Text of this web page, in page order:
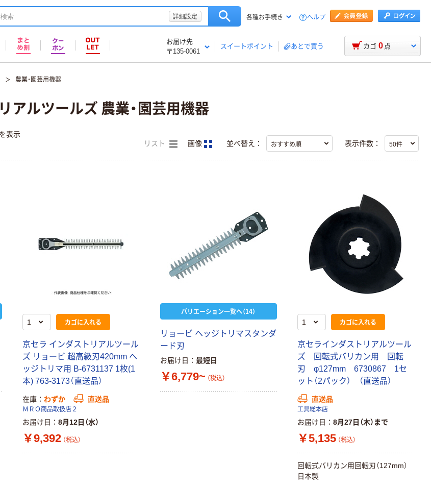
詳細設定 各種お手続き ヘルプ
お届け先
〒135-0061
スイートポイント あとで買う カゴ 0 点
農業・園芸用機器
アルツールズ 農業・園芸用機器
表示
リスト 画像 並べ替え： 表示件数：
カゴに入れる
京セラ インダストリアルツール
ズ リョービ 超高級刃420mm ヘ
ッジトリマ用 B-6731137 1枚(1
本) 763-3173（直送品）
在庫 わずか 直送品
ＭＲＯ商品取扱店２
お届け日 8月12日（水）
￥9,392 （税込）
バリエーション一覧へ（14）
リョービ ヘッジトリマスタンダ
ード刃
お届け日 最短日
￥6,779~ （税込）
カゴに入れる
京セラインダストリアルツール
ズ 回転式バリカン用 回転
刃 φ127mm 6730867 1セ
ット（2パック） （直送品）
直送品
工具総本店
お届け日 8月27日（木）まで
￥5,135 （税込）
回転式バリカン用回転刃（127mm）
日本製